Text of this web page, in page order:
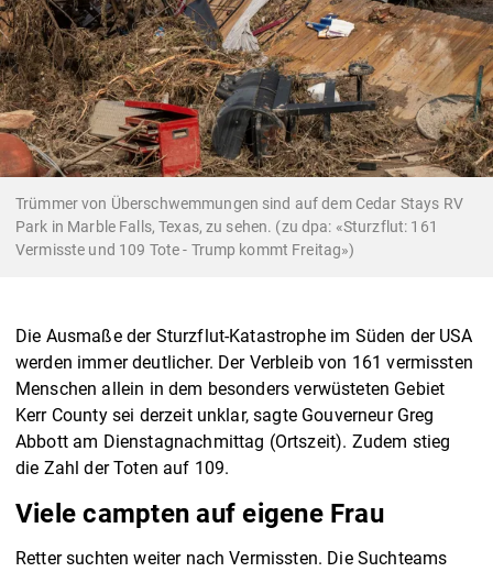
Trümmer von Überschwemmungen sind auf dem Cedar Stays RV
Park in Marble Falls, Texas, zu sehen. (zu dpa: «Sturzflut: 161
Vermisste und 109 Tote - Trump kommt Freitag»)
Die Ausmaße der Sturzflut-Katastrophe im Süden der USA
werden immer deutlicher. Der Verbleib von 161 vermissten
Menschen allein in dem besonders verwüsteten Gebiet
Kerr County sei derzeit unklar, sagte Gouverneur Greg
Abbott am Dienstagnachmittag (Ortszeit). Zudem stieg
die Zahl der Toten auf 109.
Viele campten auf eigene Frau
Retter suchten weiter nach Vermissten. Die Suchteams